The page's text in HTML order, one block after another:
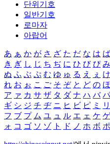
단위기호
일반기호
로마자
아랍어
あ ぁ か が さ ざ た だ な は ば
き ぎ し じ ち ぢ に ひ び ぴ み
ぬ ふ ぶ ぷ む ゆ ゅ る え ぇ け
れ お ぉ こ ご そ ぞ と ど の ほ
ア ァ カ サ ザ タ ダ ナ ハ バ パ
ギ シ ジ チ ヂ ニ ヒ ビ ピ ミ リ
フ ブ プ ム ユ ュ ル エ ェ ケ ゲ
ォ コ ゴ ソ ゾ ト ド ノ ホ ボ ポ